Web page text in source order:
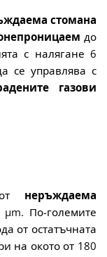
стомана
до
с налягане 6
се управлява с
газови
неръждаема
По-големите
от остатъчната
на окото от 180